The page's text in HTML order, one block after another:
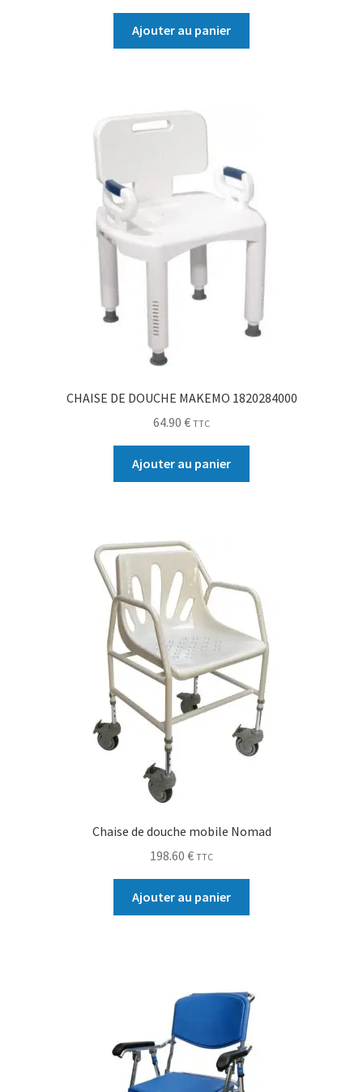
Ajouter au panier
CHAISE DE DOUCHE MAKEMO 1820284000
64.90 € TTC
Ajouter au panier
Chaise de douche mobile Nomad
198.60 € TTC
Ajouter au panier